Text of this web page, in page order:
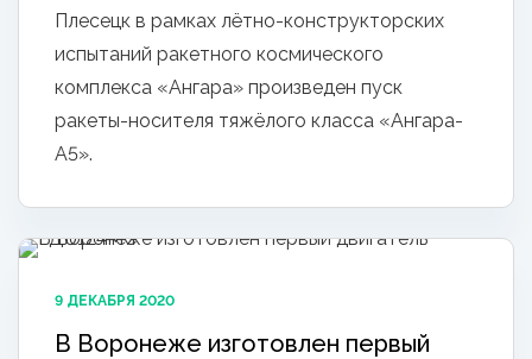
Плесецк в рамках лётно-конструкторских
испытаний ракетного космического
комплекса «Ангара» произведен пуск
ракеты-носителя тяжёлого класса «Ангара-
А5».
9 ДЕКАБРЯ 2020
В Воронеже изготовлен первый